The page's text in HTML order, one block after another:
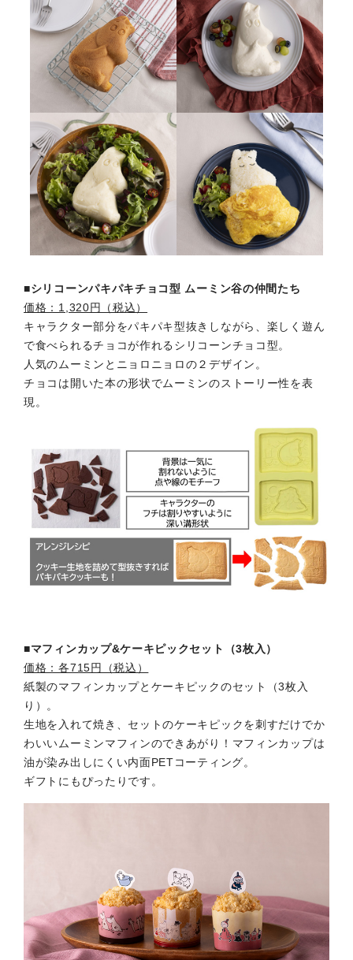
■シリコーンパキパキチョコ型 ムーミン谷の仲間たち
価格：1,320円（税込）
キャラクター部分をパキパキ型抜きしながら、楽しく遊ん
で食べられるチョコが作れるシリコーンチョコ型。
人気のムーミンとニョロニョロの２デザイン。
チョコは開いた本の形状でムーミンのストーリー性を表
現。
■マフィンカップ&ケーキピックセット（3枚入）
価格：各715円（税込）
紙製のマフィンカップとケーキピックのセット（3枚入
り）。
生地を入れて焼き、セットのケーキピックを刺すだけでか
わいいムーミンマフィンのできあがり！マフィンカップは
油が染み出しにくい内面PETコーティング。
ギフトにもぴったりです。